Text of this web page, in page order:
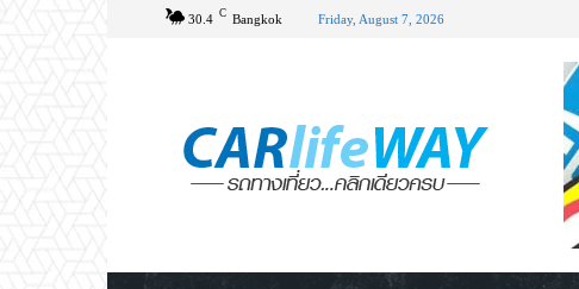
30.4 C Bangkok Friday, August 7, 2026